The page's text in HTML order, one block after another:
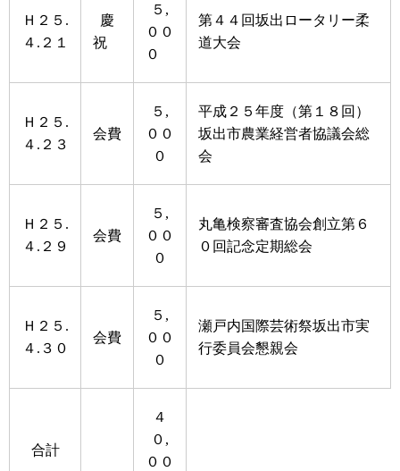
Ｈ２５.
４.２１
慶
祝
５,
００
０
第４４回坂出ロータリー柔
道大会
Ｈ２５.
４.２３
会費
５,
００
０
平成２５年度（第１８回）
坂出市農業経営者協議会総
会
Ｈ２５.
４.２９
会費
５,
００
０
丸亀検察審査協会創立第６
０回記念定期総会
Ｈ２５.
４.３０
会費
５,
００
０
瀬戸内国際芸術祭坂出市実
行委員会懇親会
合計
４
０,
００